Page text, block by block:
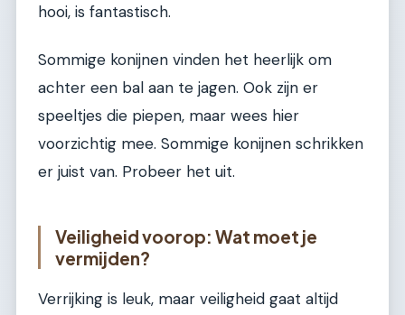
hooi, is fantastisch.
Sommige konijnen vinden het heerlijk om
achter een bal aan te jagen. Ook zijn er
speeltjes die piepen, maar wees hier
voorzichtig mee. Sommige konijnen schrikken
er juist van. Probeer het uit.
Veiligheid voorop: Wat moet je
vermijden?
Verrijking is leuk, maar veiligheid gaat altijd